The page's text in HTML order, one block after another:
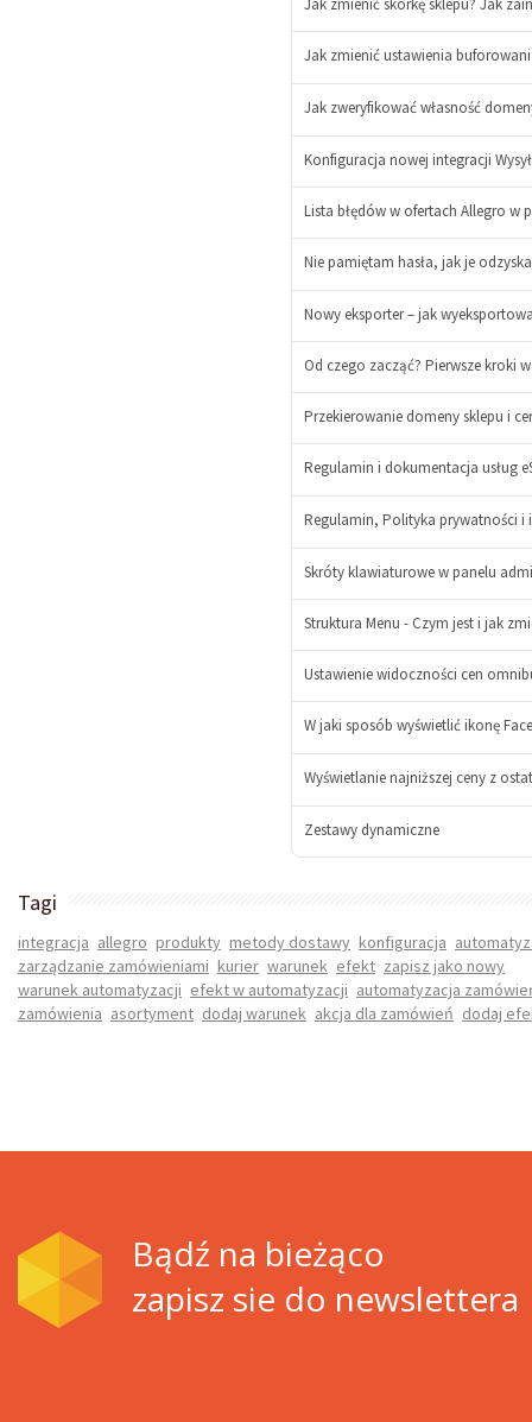
Jak zmienić skórkę sklepu? Jak
+
Jak zmienić ustawienia
Jak zweryfikować własność
Konfiguracja nowej integracji
+
Lista błędów w ofertach Allegro w
+
Nie pamiętam hasła, jak je
Nowy eksporter – jak
+
Od czego zacząć? Pierwsze kroki
+
Przekierowanie domeny sklepu i
-
+
Regulamin i dokumentacja usług
Regulamin, Polityka prywatności i
Skróty klawiaturowe w panelu
+
Struktura Menu - Czym jest i jak
+
Ustawienie widoczności cen
+
W jaki sposób wyświetlić ikonę
Wyświetlanie najniższej ceny z
Zestawy dynamiczne
-
+
Tagi
integracja allegro produkty metody dostawy konfiguracja
zarządzanie zamówieniami kurier warunek efekt zapisz jako nowy
warunek automatyzacji efekt w automatyzacji automatyzacja
zamówienia asortyment dodaj warunek akcja dla zamówień dodaj
Bądź na bieżąco
zapisz sie do newslettera